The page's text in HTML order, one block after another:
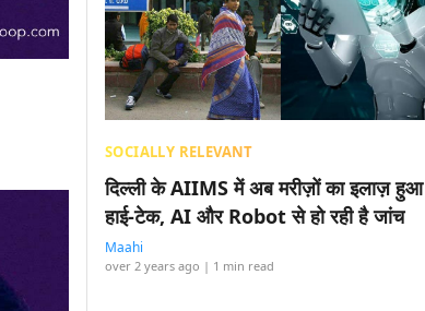
SOCIALLY RELEVANT
दिल्ली के AIIMS में अब मरीज़ों का इलाज़ हुआ
हाई-टेक, AI और Robot से हो रही है जांच
Maahi
over 2 years ago | 1 min read